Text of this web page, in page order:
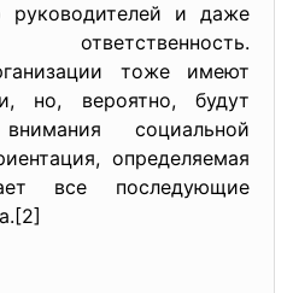
руководителей и даже
тоже имеют
но, вероятно, будут
социальной
определяемая
все последующие